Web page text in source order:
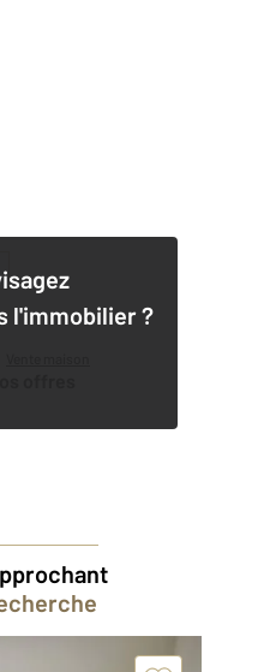
l'immobilier ?
offres